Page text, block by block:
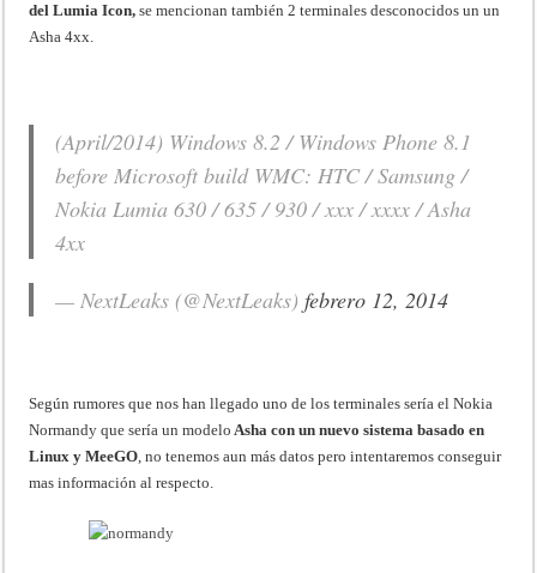
del Lumia Icon, se mencionan también 2 terminales desconocidos un un
Asha 4xx.
(April/2014) Windows 8.2 / Windows Phone 8.1
before Microsoft build WMC: HTC / Samsung /
Nokia Lumia 630 / 635 / 930 / xxx / xxxx / Asha
4xx
— NextLeaks (@NextLeaks)febrero 12, 2014
Según rumores que nos han llegado uno de los terminales sería el Nokia
Normandy que sería un modelo Asha con un nuevo sistema basado en
Linux y MeeGO, no tenemos aun más datos pero intentaremos conseguir
mas información al respecto.